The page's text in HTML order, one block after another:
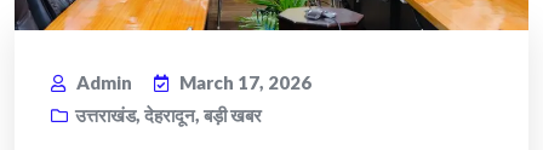
Admin
March 17, 2026
उत्तराखंड, देहरादून, बड़ी खबर